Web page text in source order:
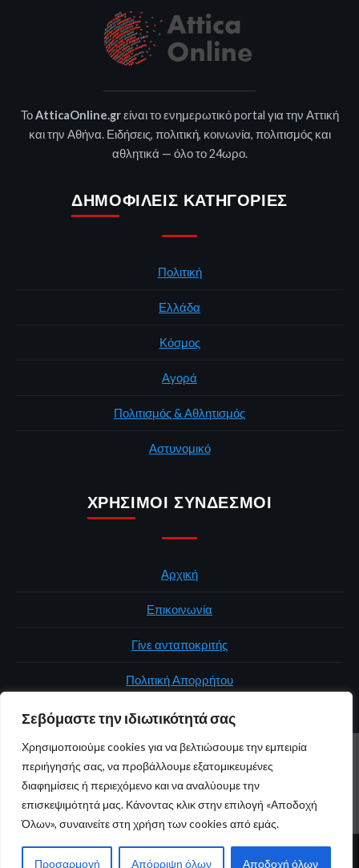
Σεβόμαστε την ιδιωτικότητά σας
Χρησιμοποιούμε cookies για να βελτιώσουμε την εμπειρία
περιήγησής σας, να προβάλλουμε εξατομικευμένες
διαφημίσεις ή περιεχόμενο και να αναλύουμε την
επισκεψιμότητά μας. Κάνοντας κλικ στην επιλογή «Αποδοχή
Όλων», συναινείτε στη χρήση των cookies από εμάς.
Προσαρμογή Απόρριψη όλων Αποδοχή όλων
ΤοAtticaOnline.grείναι το ενημερωτικό portal για την Αττική
και την Αθήνα. Ειδήσεις, πολιτική, κοινωνία, πολιτισμός και
αθλητικά — όλο το 24ωρο.
ΔΗΜΟΦΙΛΕΊΣ ΚΑΤΗΓΟΡΊΕΣ
Πολιτική
Ελλάδα
Κόσμος
Αγορά
Πολιτισμός & Αθλητισμός
Αστυνομικό
ΧΡΉΣΙΜΟΙ ΣΎΝΔΕΣΜΟΙ
Αρχική
Επικοινωνία
Γίνε ανταποκριτής
Πολιτική Απορρήτου
ΑΡΧΙΚΉ ΠΟΛΙΤΙΚΉ ΕΛΛΆΔΑ ΚΌΣΜΟΣ
ΕΠΙΚΟΙΝΩΝΊΑ
© 2026 atticaonline.gr · Με επιφύλαξη παντός δικαιώματος ·